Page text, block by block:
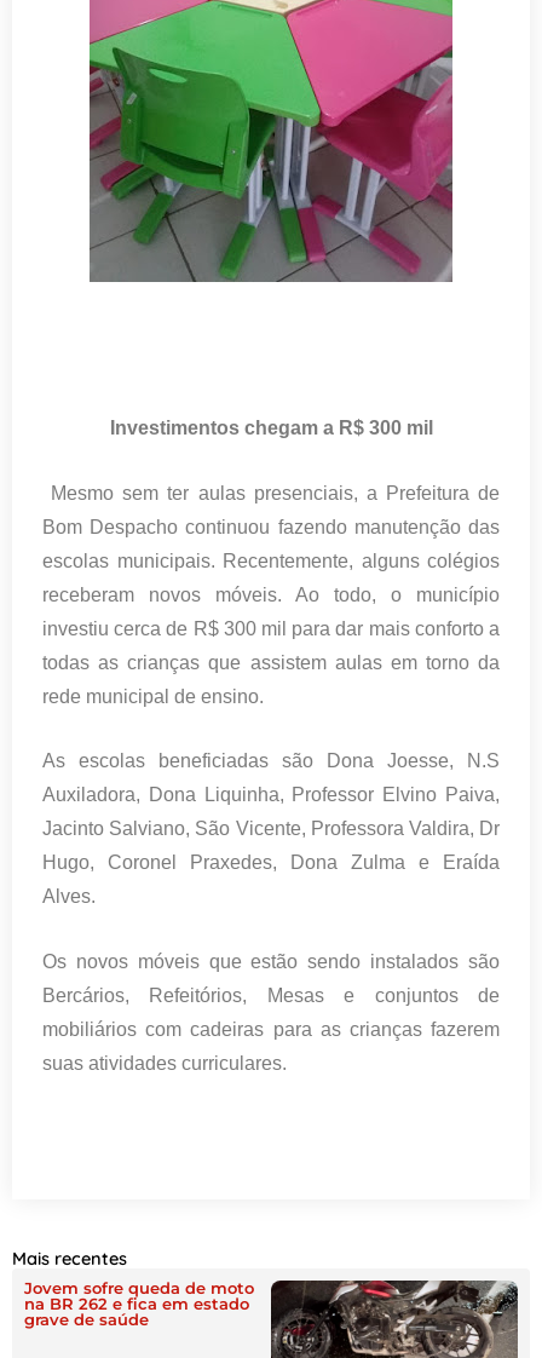
Investimentos chegam a R$ 300 mil
Mesmo sem ter aulas presenciais, a Prefeitura de
Bom Despacho continuou fazendo manutenção das
escolas municipais. Recentemente, alguns colégios
receberam novos móveis. Ao todo, o município
investiu cerca de R$ 300 mil para dar mais conforto a
todas as crianças que assistem aulas em torno da
rede municipal de ensino.
As escolas beneficiadas são Dona Joesse, N.S
Auxiladora, Dona Liquinha, Professor Elvino Paiva,
Jacinto Salviano, São Vicente, Professora Valdira, Dr
Hugo, Coronel Praxedes, Dona Zulma e Eraída
Alves.
Os novos móveis que estão sendo instalados são
Bercários, Refeitórios, Mesas e conjuntos de
mobiliários com cadeiras para as crianças fazerem
suas atividades curriculares.
Mais recentes
Jovem sofre queda de moto
na BR 262 e fica em estado
grave de saúde